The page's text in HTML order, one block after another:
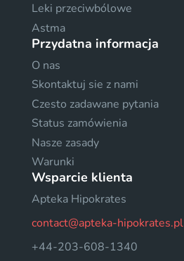
Leki przeciwbólowe
Astma
Przydatna informacja
O nas
Skontaktuj sie z nami
Czesto zadawane pytania
Status zamówienia
Nasze zasady
Warunki
Wsparcie klienta
Apteka Hipokrates
contact@apteka-hipokrates.pl
+44-203-608-1340